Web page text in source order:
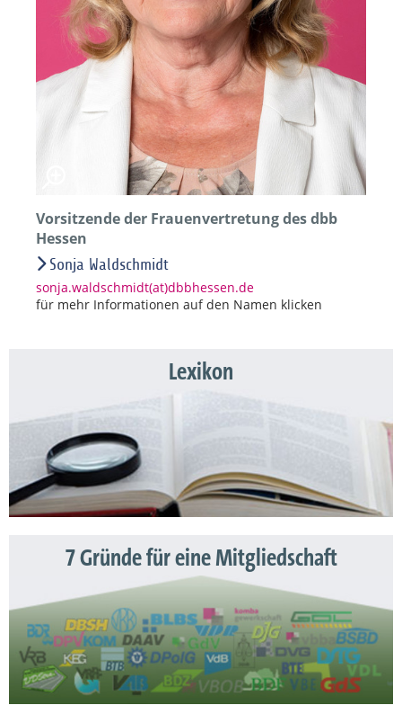
Vorsitzende der Frauenvertretung des dbb
Hessen
Sonja Waldschmidt
sonja.waldschmidt(at)dbbhessen.de
für mehr Informationen auf den Namen klicken
Lexikon
7 Gründe für eine Mitgliedschaft